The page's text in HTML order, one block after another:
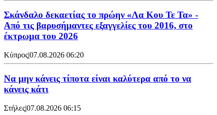
Σκάνδαλο δεκαετίας το πρώην «Λα Κου Τε Τα» -
Από τις βαρυσήμαντες εξαγγελίες του 2016, στο
έκτρωμα του 2026
Κύπρος|07.08.2026 06:20
Να μην κάνεις τίποτα είναι καλύτερα από το να
κάνεις κάτι
Στήλες|07.08.2026 06:15